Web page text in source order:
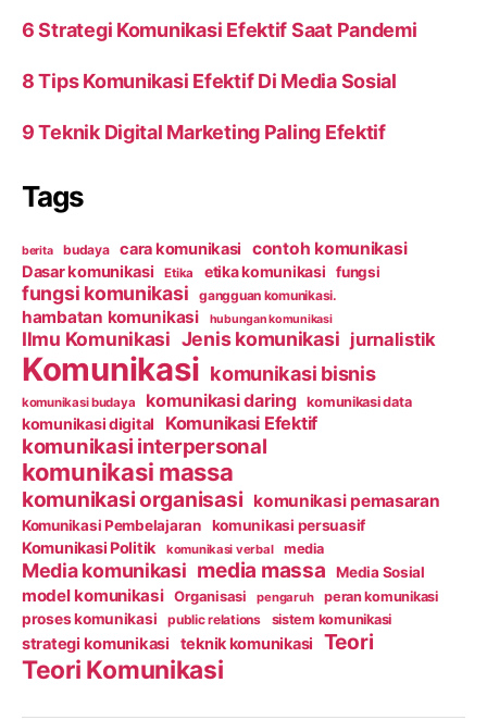
6 Strategi Komunikasi Efektif Saat Pandemi
8 Tips Komunikasi Efektif Di Media Sosial
9 Teknik Digital Marketing Paling Efektif
Tags
berita budaya cara komunikasi contoh komunikasi
Dasar komunikasi Etika etika komunikasi fungsi
fungsi komunikasi gangguan komunikasi.
hambatan komunikasi hubungan komunikasi
Ilmu Komunikasi Jenis komunikasi jurnalistik
Komunikasi komunikasi bisnis
komunikasi budaya komunikasi daring komunikasi data
komunikasi digital Komunikasi Efektif
komunikasi interpersonal
komunikasi massa
komunikasi organisasi komunikasi pemasaran
Komunikasi Pembelajaran komunikasi persuasif
Komunikasi Politik komunikasi verbal media
Media komunikasi media massa Media Sosial
model komunikasi Organisasi pengaruh peran komunikasi
proses komunikasi public relations sistem komunikasi
strategi komunikasi teknik komunikasi Teori
Teori Komunikasi